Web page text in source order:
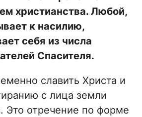
христианства. Любой,
к насилию,
себя из числа
Спасителя.
славить Христа и
с лица земли
Это отречение по форме